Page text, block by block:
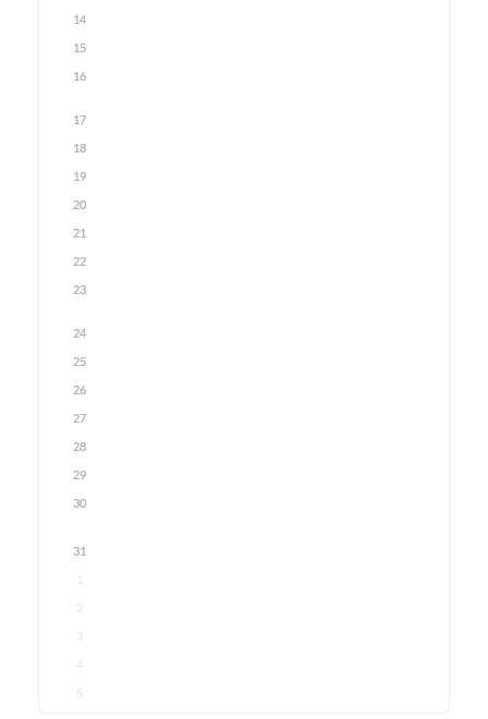
14
15
16
17
18
19
20
21
22
23
24
25
26
27
28
29
30
31
1
2
3
4
5